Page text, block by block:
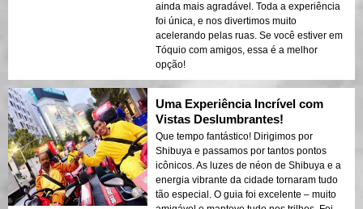
ainda mais agradável. Toda a experiência
foi única, e nos divertimos muito
acelerando pelas ruas. Se você estiver em
Tóquio com amigos, essa é a melhor
opção!
Uma Experiência Incrível com
Vistas Deslumbrantes!
Que tempo fantástico! Dirigimos por
Shibuya e passamos por tantos pontos
icônicos. As luzes de néon de Shibuya e a
energia vibrante da cidade tornaram tudo
tão especial. O guia foi excelente – muito